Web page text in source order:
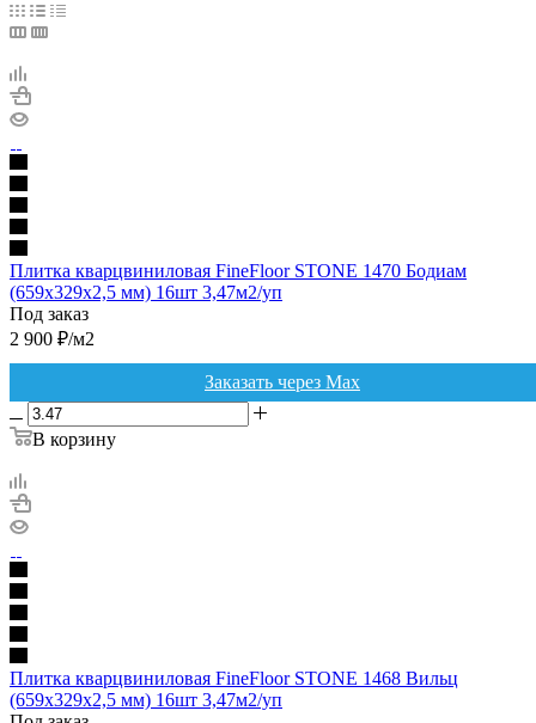
Плитка кварцвиниловая FineFloor STONE 1470 Бодиам
(659х329х2,5 мм) 16шт 3,47м2/уп
Под заказ
2 900 ₽/м2
Заказать через Max
В корзину
Плитка кварцвиниловая FineFloor STONE 1468 Вильц
(659х329х2,5 мм) 16шт 3,47м2/уп